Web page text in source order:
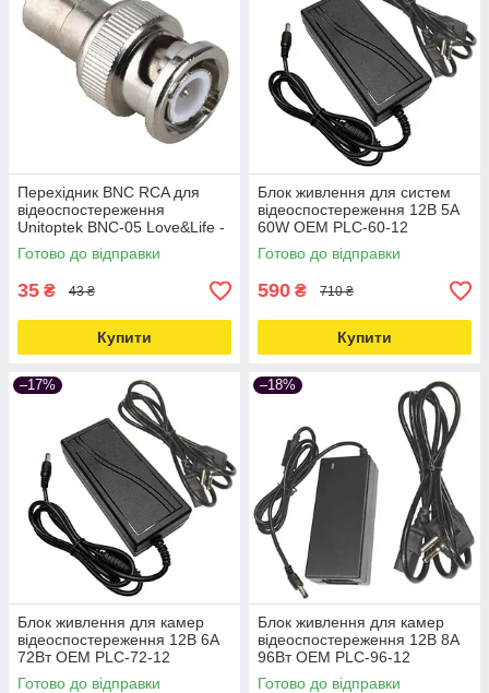
Перехідник BNC RCA для
відеоспостереження
Unitoptek BNC-05 Love&Life -
online-multimarket-
Готово до відправки
35 ₴ 43 ₴
Купити
Блок живлення для систем
відеоспостереження 12В 5А
60W OEM PLC-60-12
Love&Life -online-multimarket-
Готово до відправки
590 ₴ 710 ₴
Купити
–17%
Блок живлення для камер
відеоспостереження 12В 6А
72Вт OEM PLC-72-12
Love&Life -online-multimarket-
Готово до відправки
–18%
Блок живлення для камер
відеоспостереження 12В 8А
96Вт OEM PLC-96-12
Love&Life -online-multimarket-
Готово до відправки